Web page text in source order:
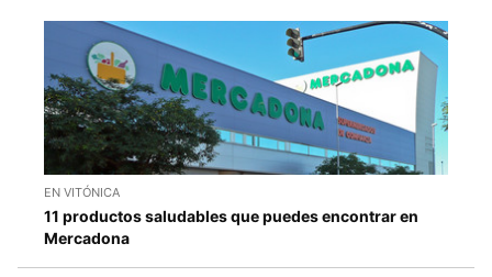
EN VITÓNICA
11 productos saludables que puedes encontrar en
Mercadona